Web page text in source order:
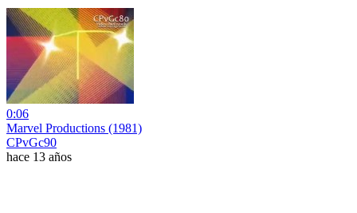
0:06
Marvel Productions (1981)
CPvGc90
hace 13 años